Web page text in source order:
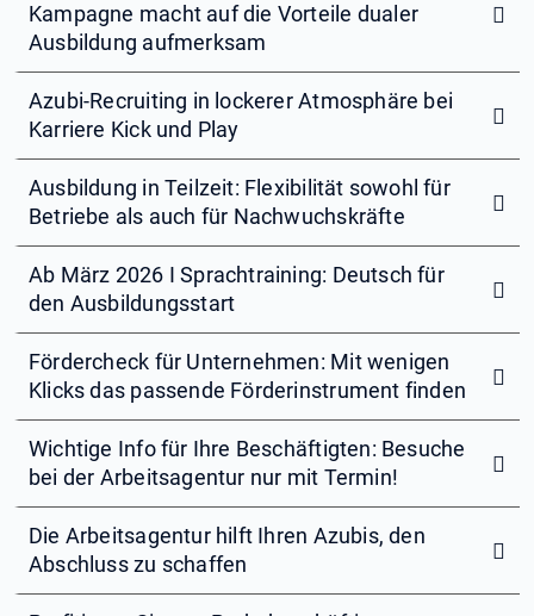
Kampagne macht auf die Vorteile dualer
Ausbildung aufmerksam
Azubi-Recruiting in lockerer Atmosphäre bei
Karriere Kick und Play
Ausbildung in Teilzeit: Flexibilität sowohl für
Betriebe als auch für Nachwuchskräfte
Ab März 2026 I Sprachtraining: Deutsch für
den Ausbildungsstart
Fördercheck für Unternehmen: Mit wenigen
Klicks das passende Förderinstrument finden
Wichtige Info für Ihre Beschäftigten: Besuche
bei der Arbeitsagentur nur mit Termin!
Die Arbeitsagentur hilft Ihren Azubis, den
Abschluss zu schaffen